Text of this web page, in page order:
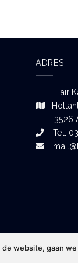
ADRES
Hair
3526
Tel.
website, gaan